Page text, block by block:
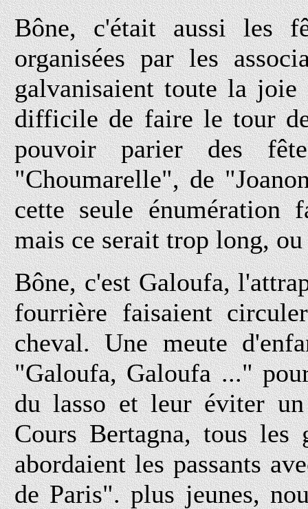
Bône, c'était aussi les
organisées par les
galvanisaient toute la
difficile de faire le tour
pouvoir parier des
"Choumarelle", de
cette seule énumération
mais ce serait trop long,
Bône, c'est Galoufa,
fourrière faisaient
cheval. Une meute
"Galoufa, Galoufa ..."
du lasso et leur éviter
Cours Bertagna, tous
abordaient les passants
de Paris". plus jeunes,